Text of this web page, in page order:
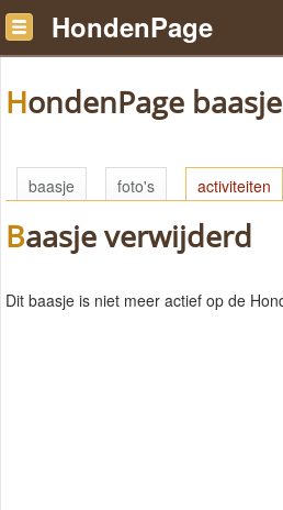
HondenPage
HondenPage
baasje foto's activiteiten
Baasje verwijderd
Dit baasje is niet meer actief op de